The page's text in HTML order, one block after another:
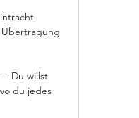
Übertragung
Du willst
du jedes